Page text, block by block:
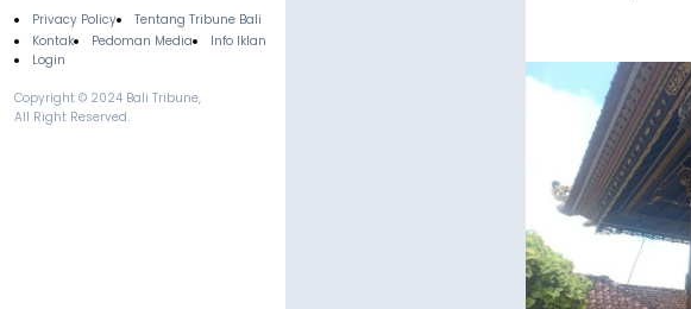
Footer
Privacy Policy
Tentang Tribune Bali
Kontak
Pedoman Media
Info Iklan
Login
Copyright © 2024 Bali Tribune,
All Right Reserved.